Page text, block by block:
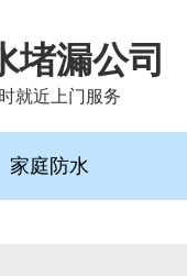
堵漏公司
就近上门服务
家庭防水